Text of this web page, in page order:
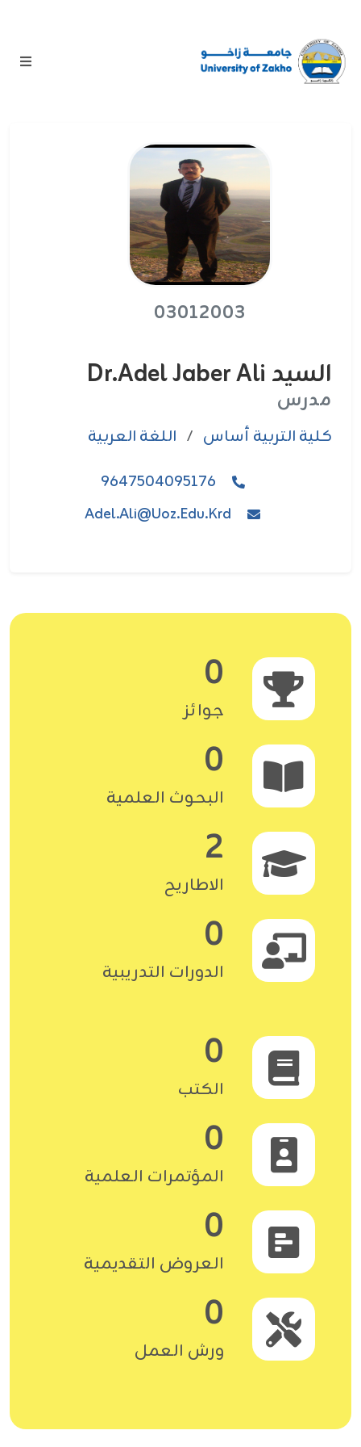
03012003
السيد Dr.adel Jaber Ali
مدرس
كلية التربية أساس / اللغة العربية
9647504095176
Adel.ali@uoz.edu.krd
0
جوائز
0
البحوث العلمية
2
الاطاريح
0
الدورات التدريبية
0
الكتب
0
المؤتمرات العلمية
0
العروض التقديمية
0
ورش العمل